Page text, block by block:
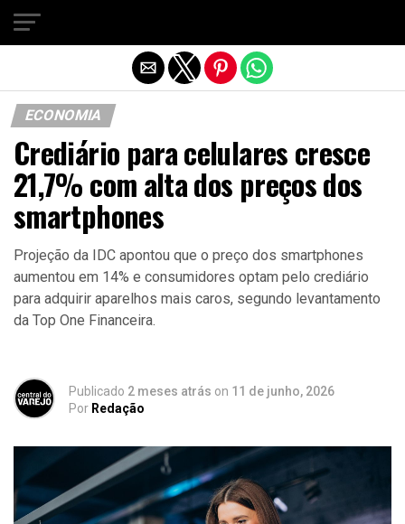
ECONOMIA
Crediário para celulares cresce
21,7% com alta dos preços dos
smartphones
Projeção da IDC apontou que o preço dos smartphones
aumentou em 14% e consumidores optam pelo crediário
para adquirir aparelhos mais caros, segundo levantamento
da Top One Financeira.
Publicado 2 meses atrás on 11 de junho, 2026
Por Redação